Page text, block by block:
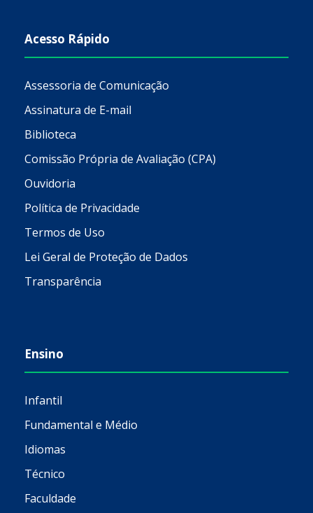
Acesso Rápido
Assessoria de Comunicação
Assinatura de E-mail
Biblioteca
Comissão Própria de Avaliação (CPA)
Ouvidoria
Política de Privacidade
Termos de Uso
Lei Geral de Proteção de Dados
Transparência
Ensino
Infantil
Fundamental e Médio
Idiomas
Técnico
Faculdade